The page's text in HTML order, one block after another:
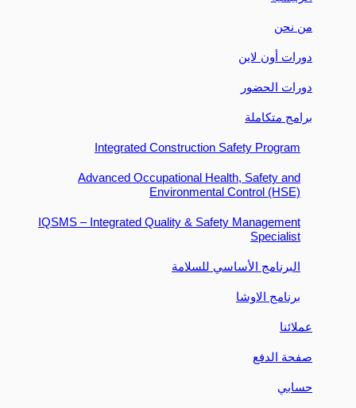
من نحن
دورات أون لاين
دورات الحضور
برامج متكاملة
Integrated Construction Safety Program
Advanced Occupational Health, Safety and
Environmental Control (HSE)
IQSMS – Integrated Quality & Safety Management
Specialist
البرنامج الأساسي للسلامة
برنامج الاوشا
عملائنا
صفحة الدفع
حسابي